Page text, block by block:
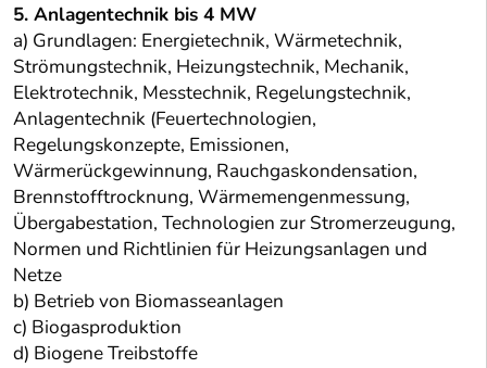
5. Anlagentechnik bis 4 MW
a) Grundlagen: Energietechnik, Wärmetechnik,
Strömungstechnik, Heizungstechnik, Mechanik,
Elektrotechnik, Messtechnik, Regelungstechnik,
Anlagentechnik (Feuertechnologien,
Regelungskonzepte, Emissionen,
Wärmerückgewinnung, Rauchgaskondensation,
Brennstofftrocknung, Wärmemengenmessung,
Übergabestation, Technologien zur Stromerzeugung,
Normen und Richtlinien für Heizungsanlagen und
Netze
b) Betrieb von Biomasseanlagen
c) Biogasproduktion
d) Biogene Treibstoffe